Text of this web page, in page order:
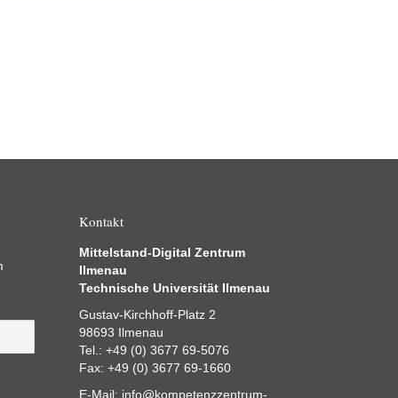
Kontakt
Mittelstand-Digital Zentrum
Ilmenau
Technische Universität Ilmenau
Gustav-Kirchhoff-Platz 2
98693 Ilmenau
Tel.: +49 (0) 3677 69-5076
Fax: +49 (0) 3677 69-1660
E-Mail: info@kompetenzzentrum-